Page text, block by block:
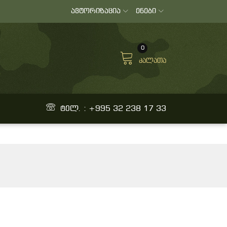
ავტორიზაცია ენები
0
კალათა
ტელ. : +995 32 238 17 33